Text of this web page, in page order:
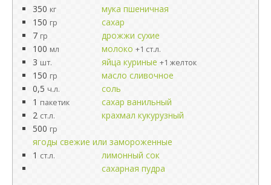
350 кг
мука пшеничная
150 гр
сахар
7 гр
дрожжи сухие
100 мл молоко +1 ст.л.
3 шт. яйца куриные +1 желток
150 гр
масло сливочное
0,5 ч.л.
соль
1 пакетик
сахар ванильный
2 ст.л.
крахмал кукурузный
500 гр
ягоды свежие или замороженные
1 ст.л.
лимонный сок
сахарная пудра